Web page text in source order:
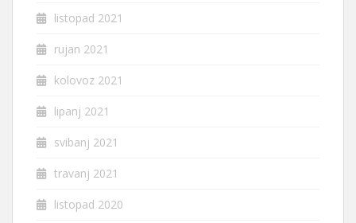
listopad 2021
rujan 2021
kolovoz 2021
lipanj 2021
svibanj 2021
travanj 2021
listopad 2020